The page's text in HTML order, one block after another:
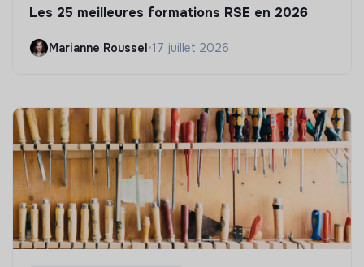
Les 25 meilleures formations RSE en 2026
Marianne Roussel•17 juillet 2026